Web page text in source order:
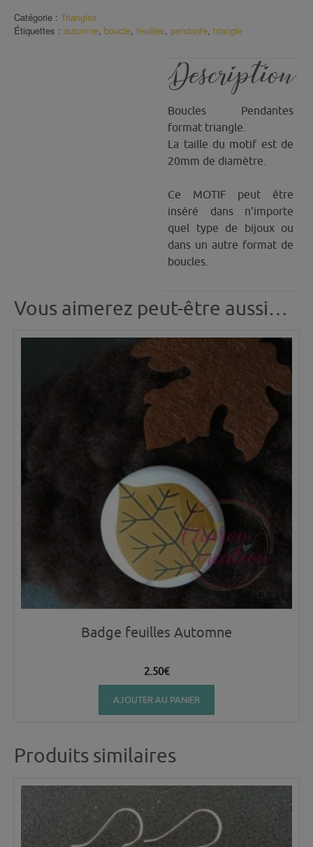
Motif
Feuilles
Catégorie : Triangles
Étiquettes : automne, boucle, feuilles, pendante, triangle
Description
Boucles Pendantes
format triangle.
La taille du motif est de
20mm de diamètre.
Ce MOTIF peut être
inséré dans n’importe
quel type de bijoux ou
dans un autre format de
boucles.
Vous aimerez peut-être aussi…
Badge feuilles Automne
2.50€
AJOUTER AU PANIER
Produits similaires